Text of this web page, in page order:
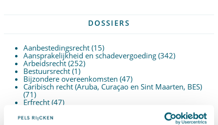
DOSSIERS
Aanbestedingsrecht (15)
Aansprakelijkheid en schadevergoeding (342)
Arbeidsrecht (252)
Bestuursrecht (1)
Bijzondere overeenkomsten (47)
Caribisch recht (Aruba, Curaçao en Sint Maarten, BES)
(71)
Erfrecht (47)
Financieel recht